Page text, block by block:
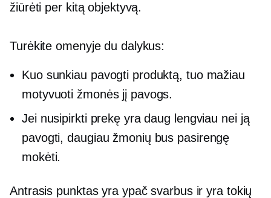
žiūrėti per kitą objektyvą.
Turėkite omenyje du dalykus:
Kuo sunkiau pavogti produktą, tuo mažiau
motyvuoti žmonės jį pavogs.
Jei nusipirkti prekę yra daug lengviau nei ją
pavogti, daugiau žmonių bus pasirengę
mokėti.
Antrasis punktas yra ypač svarbus ir yra tokių